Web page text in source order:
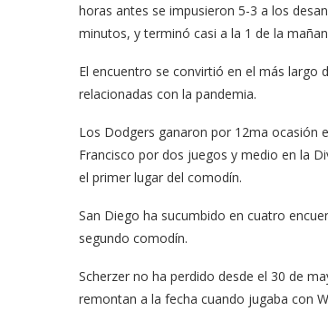
horas antes se impusieron 5-3 a los
minutos, y terminó casi a la 1 de la
El encuentro se convirtió en el más largo
relacionadas con la pandemia.
Los Dodgers ganaron por 12ma ocasión
Francisco por dos juegos y medio en la
el primer lugar del comodín.
San Diego ha sucumbido en cuatro
segundo comodín.
Scherzer no ha perdido desde el 30 de
remontan a la fecha cuando jugaba con